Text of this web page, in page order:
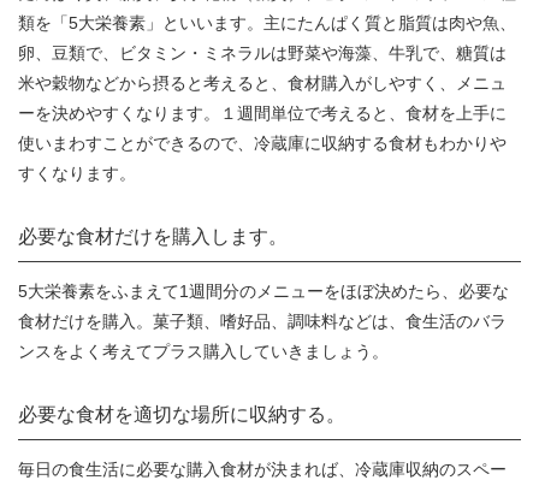
類を「5大栄養素」といいます。主にたんぱく質と脂質は肉や魚、
卵、豆類で、ビタミン・ミネラルは野菜や海藻、牛乳で、糖質は
米や穀物などから摂ると考えると、食材購入がしやすく、メニュ
ーを決めやすくなります。１週間単位で考えると、食材を上手に
使いまわすことができるので、冷蔵庫に収納する食材もわかりや
すくなります。
必要な食材だけを購入します。
5大栄養素をふまえて1週間分のメニューをほぼ決めたら、必要な
食材だけを購入。菓子類、嗜好品、調味料などは、食生活のバラ
ンスをよく考えてプラス購入していきましょう。
必要な食材を適切な場所に収納する。
毎日の食生活に必要な購入食材が決まれば、冷蔵庫収納のスペー